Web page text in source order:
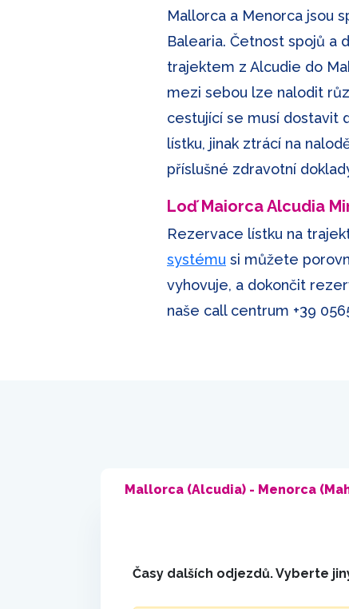
Mallorca a Menorca jsou
Balearia. Četnost spojů a
trajektem z Alcudie do
mezi sebou lze nalodit
cestující se musí dostavit
lístku, jinak ztrácí na
příslušné zdravotní
Loď Maiorca Alcudia
Rezervace lístku na
systému si můžete
vyhovuje, a dokončit
naše call centrum +39
Mallorca (Alcudia) - Menorca
Časy dalších odjezdů. Vyberte